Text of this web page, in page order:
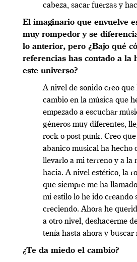
cabeza, sacar fuerzas y
El imaginario que envuelve
muy rompedor y se
lo anterior, pero ¿Bajo qué
referencias has contado a la
este universo?
A nivel de sonido creo que
cambio en la música que
empezado a escuchar
géneros muy diferentes,
rock o post punk. Creo
abanico musical ha hecho
llevarlo a mi terreno y a la
hacia. A nivel estético, la
que siempre me ha
mi estilo lo he ido creando
creciendo. Ahora he
a otro nivel, deshacerme
tenía hasta ahora y buscar
¿Te da miedo el cambio?